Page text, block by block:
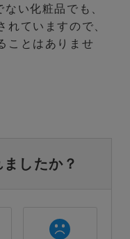
い化粧品でも、
れていますので、
ことはありませ
したか？